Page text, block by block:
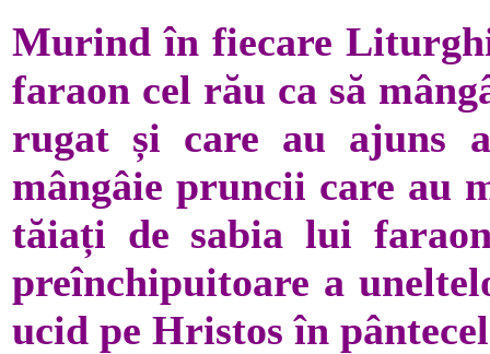
Murind în fiecare
faraon cel rău ca să
rugat și care au ajuns
mângâie pruncii care au
tăiați de sabia lui
preînchipuitoare a
ucid pe Hristos în